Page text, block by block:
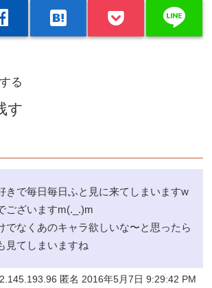
hatenabookmark line
る
す
きで毎日毎日ふと見に来てしまいますw
ございますm(._.)m
でなくあのキャラ欲しいな〜と思ったら
見てしまいますね
匿名 2016年5月7日 9:29:42 PM